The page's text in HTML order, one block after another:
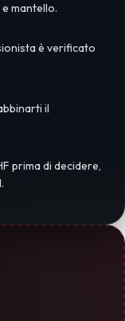
mantello.
è verificato
il
prima di decidere,